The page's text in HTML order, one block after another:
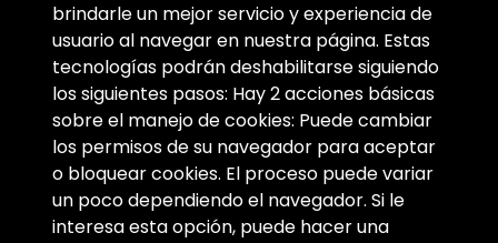
brindarle un mejor servicio y experiencia de
usuario al navegar en nuestra página. Estas
tecnologías podrán deshabilitarse siguiendo
los siguientes pasos: Hay 2 acciones básicas
sobre el manejo de cookies: Puede cambiar
los permisos de su navegador para aceptar
o bloquear cookies. El proceso puede variar
un poco dependiendo el navegador. Si le
interesa esta opción, puede hacer una